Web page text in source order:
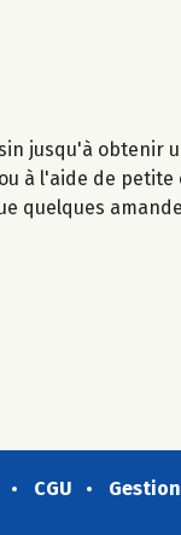
jusqu'à obtenir
à l'aide de petite
quelques
CGU